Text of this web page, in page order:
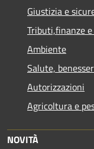
Giustizia e
Tributi,finanze
Ambiente
Salute,
Autorizzazioni
Agricoltura e
NOVITÀ